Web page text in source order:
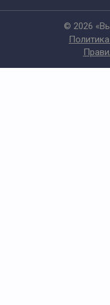
© 2026